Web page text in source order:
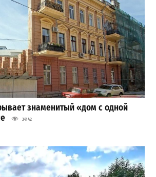
знаменитый «дом с одной
34142